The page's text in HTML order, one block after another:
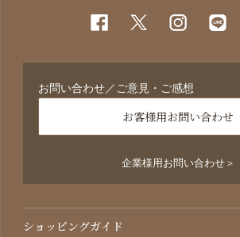
お問い合わせ／ご意見・ご感想
お客様用お問い合わせ
企業様用お問い合わせ＞
ショッピングガイド